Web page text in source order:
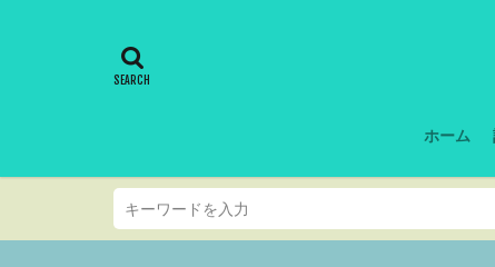
ホーム
シドニー・ニュー